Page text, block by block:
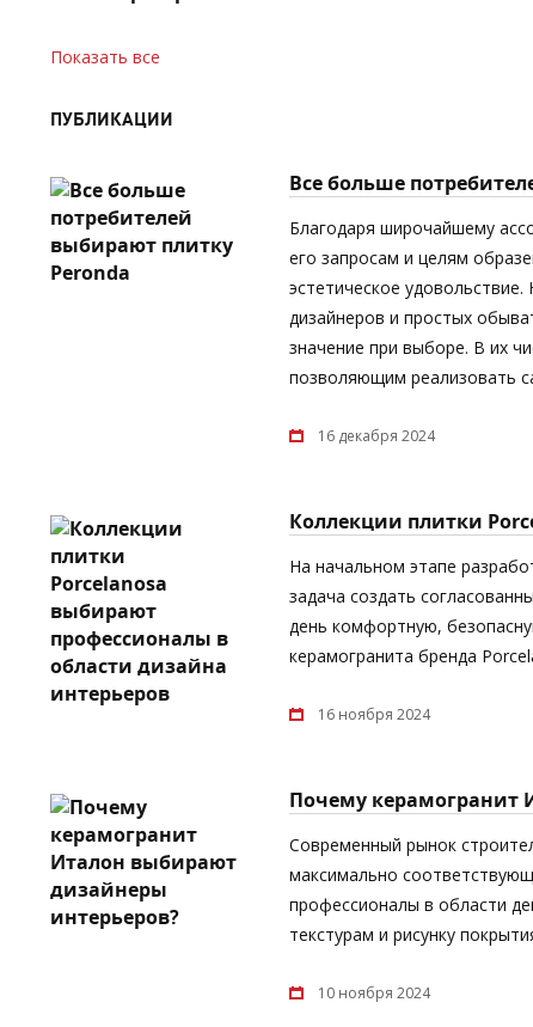
Показать все
ПУБЛИКАЦИИ
Все больше
Благодаря широчайшему
его запросам и целям
эстетическое
дизайнеров и простых
значение при выборе. В их
позволяющим реализовать
16 декабря 2024
Коллекции плитки
На начальном этапе
задача создать
день комфортную,
керамогранита бренда
16 ноября 2024
Почему керамогранит
Современный рынок
максимально
профессионалы в области
текстурам и рисунку
10 ноября 2024